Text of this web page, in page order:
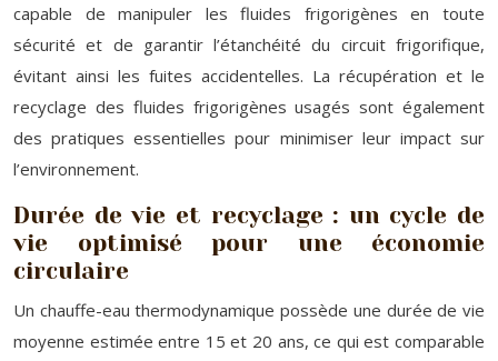
capable de manipuler les fluides frigorigènes en toute
sécurité et de garantir l’étanchéité du circuit frigorifique,
évitant ainsi les fuites accidentelles. La récupération et le
recyclage des fluides frigorigènes usagés sont également
des pratiques essentielles pour minimiser leur impact sur
l’environnement.
Durée de vie et recyclage : un cycle de
vie optimisé pour une économie
circulaire
Un chauffe-eau thermodynamique possède une durée de vie
moyenne estimée entre 15 et 20 ans, ce qui est comparable